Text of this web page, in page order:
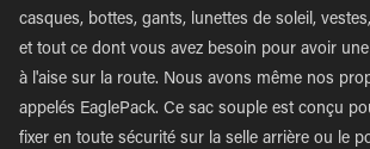
casques, bottes, gants, lunettes de soleil,
et tout ce dont vous avez besoin pour avoir
à l'aise sur la route. Nous avons même nos
appelés EaglePack. Ce sac souple est conçu
fixer en toute sécurité sur la selle arrière ou le